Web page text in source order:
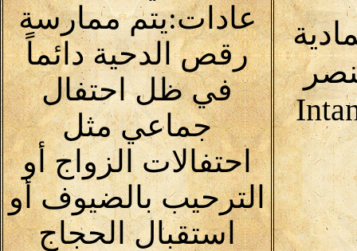
عادات:يتم ممارسة
رقص الدحية دائماً
في ظل احتفال
جماعي مثل
احتفالات الزواج أو
الترحيب بالضيوف أو
استقبال الحجاج